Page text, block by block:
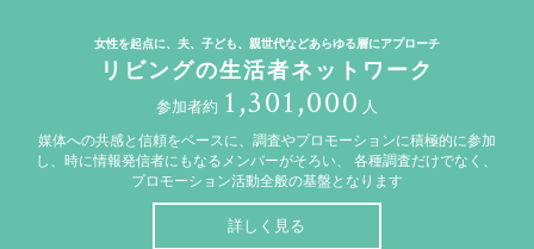
女性を起点に、夫、子ども、親世代などあらゆる層にアプローチ
リビングの生活者ネットワーク
参加者約 1,301,000 人
媒体への共感と信頼をベースに、調査やプロモーションに積極的に参加
し、時に情報発信者にもなるメンバーがそろい、
各種調査だけでなく、
プロモーション活動全般の基盤となります
詳しく見る